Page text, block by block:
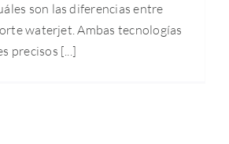
son las diferencias entre
waterjet. Ambas tecnologías
precisos [...]